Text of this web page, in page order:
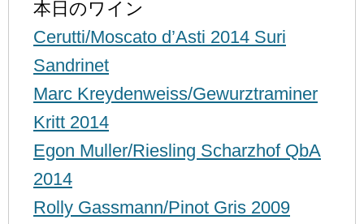
本日のワイン
Cerutti/Moscato d’Asti 2014 Suri
Sandrinet
Marc Kreydenweiss/Gewurztraminer
Kritt 2014
Egon Muller/Riesling Scharzhof QbA
2014
Rolly Gassmann/Pinot Gris 2009